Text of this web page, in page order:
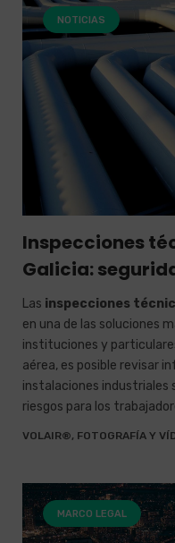
NOTICIAS
Inspecciones
Galicia:
Las inspecciones
en una de las soluciones
instituciones y
aérea, es posible revisar
instalaciones industriales
riesgos para los
VOLAIR®, FOTOGRAFÍA Y
MARCO LEGAL